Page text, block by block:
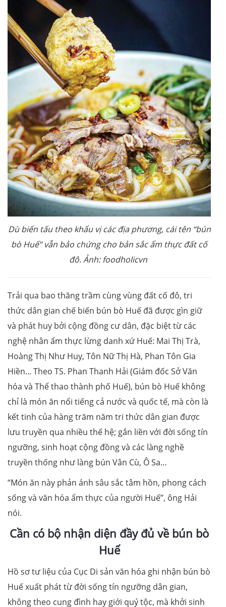
Dù biến tấu theo khẩu vị các địa phương, cái tên “bún
bò Huế” vẫn bảo chứng cho bản sắc ẩm thực đất cố
đô. Ảnh: foodholicvn
Trải qua bao thăng trầm cùng vùng đất cố đô, tri
thức dân gian chế biến bún bò Huế đã được gìn giữ
và phát huy bởi cộng đồng cư dân, đặc biệt từ các
nghệ nhân ẩm thực lừng danh xứ Huế: Mai Thị Trà,
Hoàng Thị Như Huy, Tôn Nữ Thị Hà, Phan Tôn Gia
Hiền... Theo TS. Phan Thanh Hải (Giám đốc Sở Văn
hóa và Thể thao thành phố Huế), bún bò Huế không
chỉ là món ăn nổi tiếng cả nước và quốc tế, mà còn là
kết tinh của hàng trăm năm tri thức dân gian được
lưu truyền qua nhiều thế hệ; gắn liền với đời sống tín
ngưỡng, sinh hoạt cộng đồng và các làng nghề
truyền thống như làng bún Vân Cù, Ô Sa…
“Món ăn này phản ánh sâu sắc tâm hồn, phong cách
sống và văn hóa ẩm thực của người Huế”, ông Hải
nói.
Cần có bộ nhận diện đầy đủ về bún bò
Huế
Hồ sơ tư liệu của Cục Di sản văn hóa ghi nhận bún bò
Huế xuất phát từ đời sống tín ngưỡng dân gian,
không theo cung đình hay giới quý tộc, mà khởi sinh